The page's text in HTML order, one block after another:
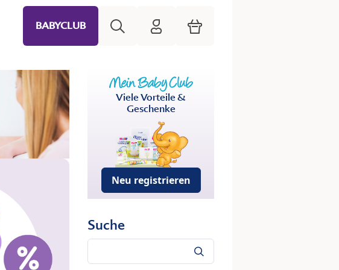
BABYCLUB HiPP Mein Babyclub
Warenkorb
Viele Vorteile &
Geschenke
Neu registrieren
Suche